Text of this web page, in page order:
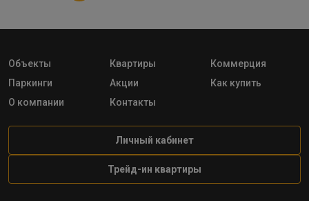
Объекты Квартиры
Коммерция
Паркинги
Акции
Как купить
О компании
Контакты
Личный кабинет
Трейд-ин квартиры